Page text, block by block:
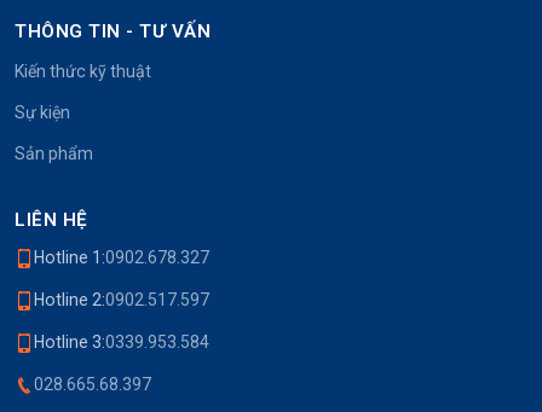
THÔNG TIN - TƯ VẤN
Kiến thức kỹ thuật
Sự kiện
Sản phẩm
LIÊN HỆ
Hotline 1:0902.678.327
Hotline 2:0902.517.597
Hotline 3:0339.953.584
028.665.68.397